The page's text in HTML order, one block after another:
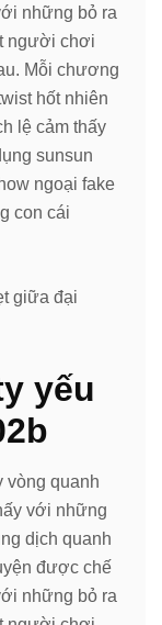
những bỏ ra
người chơi
Mỗi chương
hốt nhiên
lệ cảm thấy
sunsun
ngoại fake
con cái
giữa đại
yếu
vòng quanh
với những
dịch quanh
được chế
những bỏ ra